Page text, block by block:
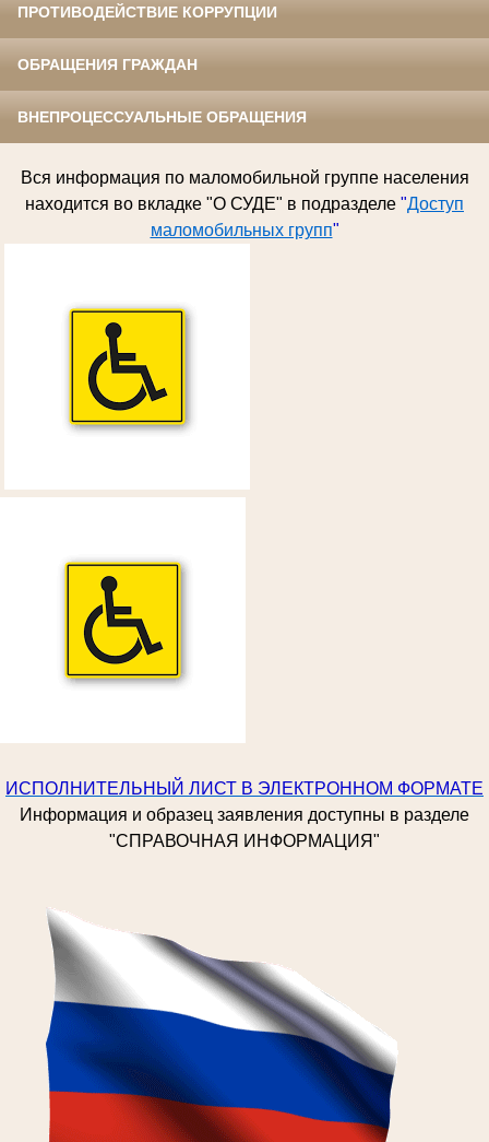
ПРОТИВОДЕЙСТВИЕ КОРРУПЦИИ
ОБРАЩЕНИЯ ГРАЖДАН
ВНЕПРОЦЕССУАЛЬНЫЕ ОБРАЩЕНИЯ
Вся информация по маломобильной группе населения
находится во вкладке "О СУДЕ" в подразделе "Доступ
маломобильных групп"
ИСПОЛНИТЕЛЬНЫЙ ЛИСТ В ЭЛЕКТРОННОМ ФОРМАТЕ
Информация и образец заявления доступны в разделе
"СПРАВОЧНАЯ ИНФОРМАЦИЯ"